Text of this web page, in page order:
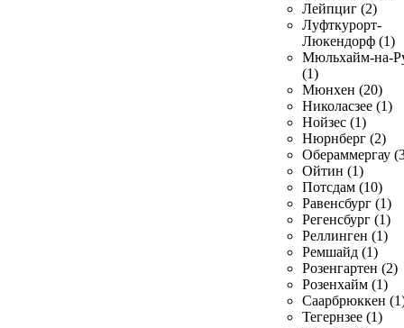
Лейпциг (2)
Луфткурорт-
Люкендорф (1)
Мюльхайм-на-
(1)
Мюнхен (20)
Николасзее (1)
Нойзес (1)
Нюрнберг (2)
Обераммергау
Ойтин (1)
Потсдам (10)
Равенсбург (1)
Регенсбург (1)
Реллинген (1)
Ремшайд (1)
Розенгартен (2)
Розенхайм (1)
Саарбрюккен
Тегернзее (1)